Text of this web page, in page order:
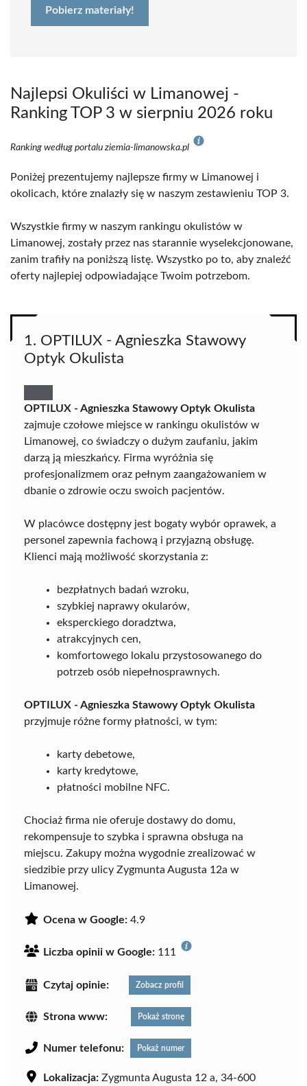
Pobierz materiały!
Najlepsi Okuliści w Limanowej -
Ranking TOP 3 w sierpniu 2026 roku
Ranking według portalu ziemia-limanowska.pl
Poniżej prezentujemy najlepsze firmy w Limanowej i
okolicach, które znalazły się w naszym zestawieniu TOP 3.
Wszystkie firmy w naszym rankingu okulistów w
Limanowej, zostały przez nas starannie wyselekcjonowane,
zanim trafiły na poniższą listę. Wszystko po to, aby znaleźć
oferty najlepiej odpowiadające Twoim potrzebom.
1. OPTILUX - Agnieszka Stawowy
Optyk Okulista
OPTILUX - Agnieszka Stawowy Optyk Okulista
zajmuje czołowe miejsce w rankingu okulistów w
Limanowej, co świadczy o dużym zaufaniu, jakim
darzą ją mieszkańcy. Firma wyróżnia się
profesjonalizmem oraz pełnym zaangażowaniem w
dbanie o zdrowie oczu swoich pacjentów.
W placówce dostępny jest bogaty wybór oprawek, a
personel zapewnia fachową i przyjazną obsługę.
Klienci mają możliwość skorzystania z:
bezpłatnych badań wzroku,
szybkiej naprawy okularów,
eksperckiego doradztwa,
atrakcyjnych cen,
komfortowego lokalu przystosowanego do
potrzeb osób niepełnosprawnych.
OPTILUX - Agnieszka Stawowy Optyk Okulista
przyjmuje różne formy płatności, w tym:
karty debetowe,
karty kredytowe,
płatności mobilne NFC.
Chociaż firma nie oferuje dostawy do domu,
rekompensuje to szybka i sprawna obsługa na
miejscu. Zakupy można wygodnie zrealizować w
siedzibie przy ulicy Zygmunta Augusta 12a w
Limanowej.
Ocena w Google: 4.9
Liczba opinii w Google: 111
Czytaj opinie: Zobacz profil
Strona www: Pokaż stronę
Numer telefonu: Pokaż numer
Lokalizacja: Zygmunta Augusta 12 a, 34-600